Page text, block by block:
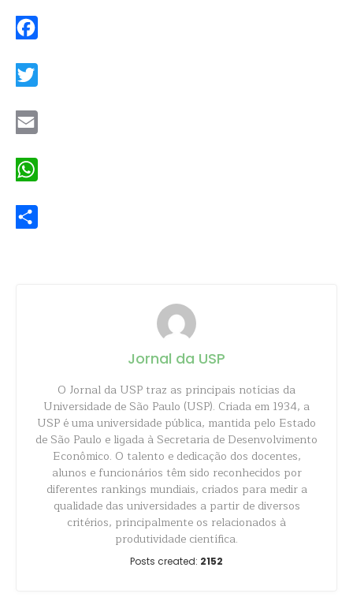
Jornal da USP
O Jornal da USP traz as principais notícias da
Universidade de São Paulo (USP). Criada em 1934, a
USP é uma universidade pública, mantida pelo Estado
de São Paulo e ligada à Secretaria de Desenvolvimento
Econômico. O talento e dedicação dos docentes,
alunos e funcionários têm sido reconhecidos por
diferentes rankings mundiais, criados para medir a
qualidade das universidades a partir de diversos
critérios, principalmente os relacionados à
produtividade científica.
Posts created: 2152